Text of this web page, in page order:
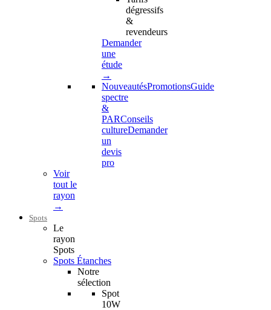
dégressifs
&
revendeurs
Demander
une
étude
→
NouveautésPromotionsGuide
spectre
&
PARConseils
cultureDemander
un
devis
pro
Voir
tout le
rayon
→
Spots
Le
rayon
Spots
Spots Étanches
Notre
sélection
Spot
10W